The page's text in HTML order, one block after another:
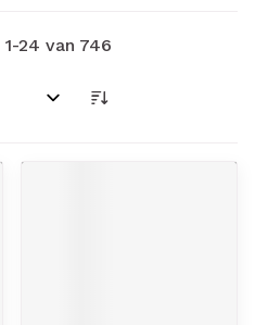
1-24 van 746